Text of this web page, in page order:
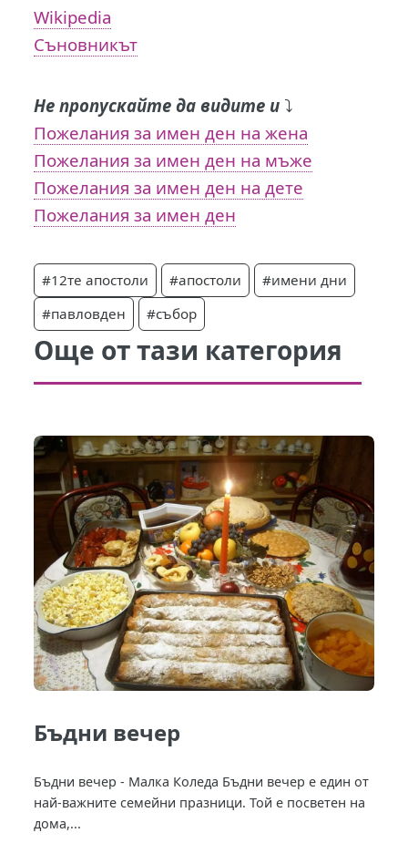
Wikipedia
Съновникът
Не пропускайте да видите и ⤵️
Пожелания за имен ден на жена
Пожелания за имен ден на мъже
Пожелания за имен ден на дете
Пожелания за имен ден
#12те апостоли #апостоли
#имени дни
#павловден
#събор
Още от тази категория
Бъдни вечер
Бъдни вечер - Малка Коледа Бъдни вечер е един от
най-важните семейни празници. Той е посветен на
дома,...